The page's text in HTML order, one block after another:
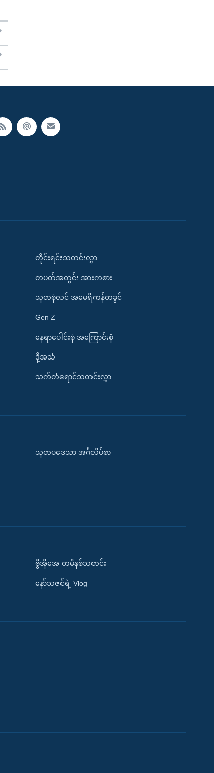
တိုင်းရင်းသတင်းလွှာ
တပတ်အတွင်း အားကစား
သုတစုံလင် အမေရိကန်တခွင်
Gen Z
နေရာပေါင်းစုံ အကြောင်းစုံ
ဒို့အသံ
သက်တံရောင်သတင်းလွှာ
သုတပဒေသာ အင်္ဂလိပ်စာ
ဗွီအိုအေ တမိနစ်သတင်း
နော်သဇင်ရဲ့ Vlog